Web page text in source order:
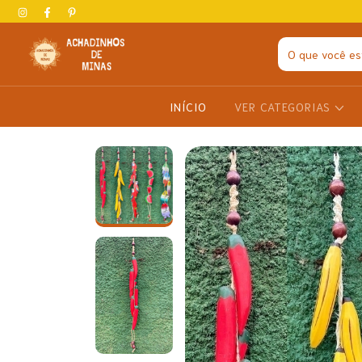
INÍCIO VER CATEGORIAS